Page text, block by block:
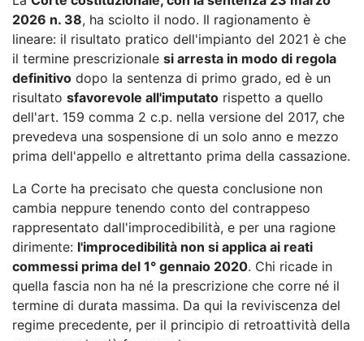
2026 n. 38, ha sciolto il nodo. Il ragionamento è
lineare: il risultato pratico dell'impianto del 2021 è che
il termine prescrizionale si arresta in modo di regola
definitivo dopo la sentenza di primo grado, ed è un
risultato sfavorevole all'imputato rispetto a quello
dell'art. 159 comma 2 c.p. nella versione del 2017, che
prevedeva una sospensione di un solo anno e mezzo
prima dell'appello e altrettanto prima della cassazione.
La Corte ha precisato che questa conclusione non
cambia neppure tenendo conto del contrappeso
rappresentato dall'improcedibilità, e per una ragione
dirimente: l'improcedibilità non si applica ai reati
commessi prima del 1° gennaio 2020. Chi ricade in
quella fascia non ha né la prescrizione che corre né il
termine di durata massima. Da qui la reviviscenza del
regime precedente, per il principio di retroattività della